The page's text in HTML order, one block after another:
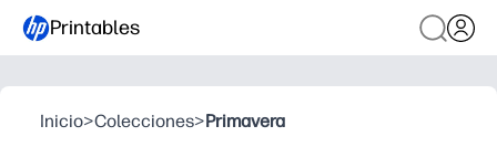
Printables
Inicio>Colecciones>Primavera